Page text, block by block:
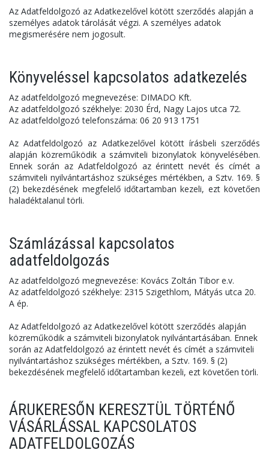
Az Adatfeldolgozó az Adatkezelővel kötött szerződés alapján a
személyes adatok tárolását végzi. A személyes adatok
megismerésére nem jogosult.
Könyveléssel kapcsolatos adatkezelés
Az adatfeldolgozó megnevezése: DIMADO Kft.
Az adatfeldolgozó székhelye: 2030 Érd, Nagy Lajos utca 72.
Az adatfeldolgozó telefonszáma: 06 20 913 1751
Az Adatfeldolgozó az Adatkezelővel kötött írásbeli szerződés
alapján közreműködik a számviteli bizonylatok könyvelésében.
Ennek során az Adatfeldolgozó az érintett nevét és címét a
számviteli nyilvántartáshoz szükséges mértékben, a Sztv. 169. §
(2) bekezdésének megfelelő időtartamban kezeli, ezt követően
haladéktalanul törli.
Számlázással kapcsolatos
adatfeldolgozás
Az adatfeldolgozó megnevezése: Kovács Zoltán Tibor e.v.
Az adatfeldolgozó székhelye: 2315 Szigethlom, Mátyás utca 20.
A ép.
Az Adatfeldolgozó az Adatkezelővel kötött szerződés alapján
közreműködik a számviteli bizonylatok nyilvántartásában. Ennek
során az Adatfeldolgozó az érintett nevét és címét a számviteli
nyilvántartáshoz szükséges mértékben, a Sztv. 169. § (2)
bekezdésének megfelelő időtartamban kezeli, ezt követően törli.
ÁRUKERESŐN KERESZTÜL TÖRTÉNŐ
VÁSÁRLÁSSAL KAPCSOLATOS
ADATFELDOLGOZÁS